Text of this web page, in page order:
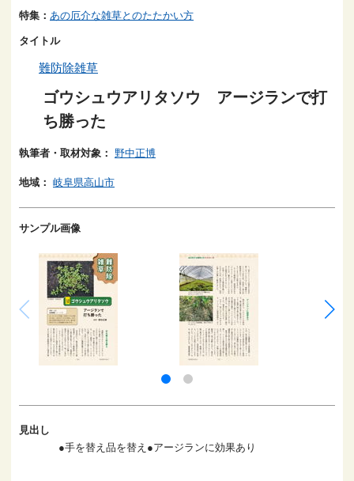
特集： あの厄介な雑草とのたたかい方
タイトル
難防除雑草
ゴウシュウアリタソウ アージランで打
ち勝った
執筆者・取材対象： 野中正博
地域： 岐阜県高山市
サンプル画像
見出し
●手を替え品を替え●アージランに効果あり